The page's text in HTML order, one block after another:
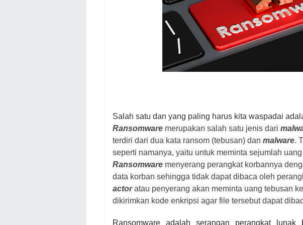
Salah satu dan yang paling harus kita waspadai
Ransomware merupakan salah satu jenis dari
terdiri dari dua kata ransom (tebusan) dan malware.
seperti namanya, yaitu untuk meminta sejumlah
Ransomware menyerang perangkat korbannya
data korban sehingga tidak dapat dibaca oleh
actoratau penyerang akan meminta uang tebusan
dikirimkan kode enkripsi agar file tersebut dapat
Ransomware adalah serangan perangkat